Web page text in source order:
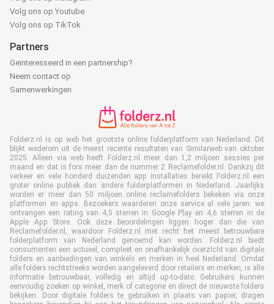
Volg ons op Youtube
Volg ons op TikTok
Partners
Geïnteresseerd in een partnership?
Neem contact op
Samenwerkingen
Folderz.nl is op web het grootste online folderplatform van Nederland. Dit
blijkt wederom uit de meest recente resultaten van Similarweb van oktober
2025. Alleen via web heeft Folderz.nl meer dan 1,2 miljoen sessies per
maand en dat is fors meer dan de nummer 2 Reclamefolder.nl. Dankzij dit
verkeer en vele honderd duizenden app installaties bereikt Folderz.nl een
groter online publiek dan andere folderplatformen in Nederland. Jaarlijks
worden er meer dan 50 miljoen online reclamefolders bekeken via onze
platformen en apps. Bezoekers waarderen onze service al vele jaren: we
ontvangen een rating van 4,5 sterren in Google Play en 4,6 sterren in de
Apple App Store. Ook deze beoordelingen liggen hoger dan die van
Reclamefolder.nl, waardoor Folderz.nl met recht het meest betrouwbare
folderplatform van Nederland genoemd kan worden. Folderz.nl biedt
consumenten een actueel, compleet en onafhankelijk overzicht van digitale
folders en aanbiedingen van winkels en merken in heel Nederland. Omdat
alle folders rechtstreeks worden aangeleverd door retailers en merken, is alle
informatie betrouwbaar, volledig en altijd up-to-date. Gebruikers kunnen
eenvoudig zoeken op winkel, merk of categorie en direct de nieuwste folders
bekijken. Door digitale folders te gebruiken in plaats van papier, dragen